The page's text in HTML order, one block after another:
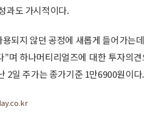
과도 가시적이다.
되지 않던 공정에 새롭게 들어가는
며 하나머티리얼즈에 대한 투자의
2일 주가는 종가기준 1만6900원이다.